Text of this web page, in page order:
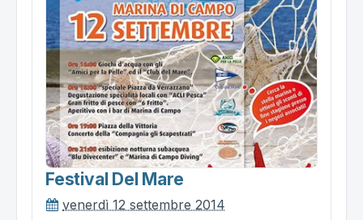
Festival Del Mare
venerdì 12 settembre 2014